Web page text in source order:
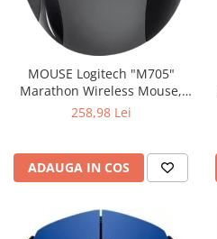
MOUSE Logitech "M705"
Marathon Wireless Mouse,
black "910-001949" (include
258,98 Lei
ADAUGA IN COS